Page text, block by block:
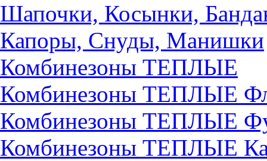
Шапочки, Косынки,
Капоры, Снуды, Манишки
Комбинезоны ТЕПЛЫЕ
Комбинезоны ТЕПЛЫЕ
Комбинезоны ТЕПЛЫЕ
Комбинезоны ТЕПЛЫЕ